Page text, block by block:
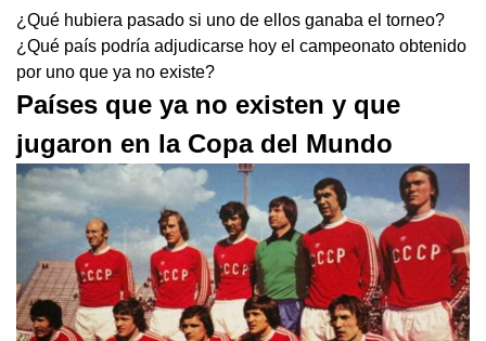
¿Qué hubiera pasado si uno de ellos ganaba el torneo?
¿Qué país podría adjudicarse hoy el campeonato obtenido
por uno que ya no existe?
Países que ya no existen y que
jugaron en la Copa del Mundo